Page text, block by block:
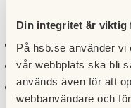
Din integritet är viktig
På hsb.se använder
vår webbplats ska bli
används även för att
webbanvändare och
Klippning av
Inoljning av bänkar
Tvätt av betongvägg